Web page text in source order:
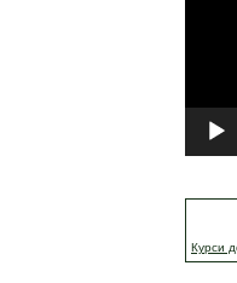
Курси